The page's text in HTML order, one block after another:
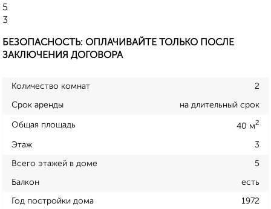
5
3
БЕЗОПАСНОСТЬ: ОПЛАЧИВАЙТЕ ТОЛЬКО ПОСЛЕ
ЗАКЛЮЧЕНИЯ ДОГОВОРА
Количество комнат 2
Срок аренды на длительный срок
Общая площадь 40 м2
Этаж 3
Всего этажей в доме 5
Балкон есть
Год постройки дома 1972